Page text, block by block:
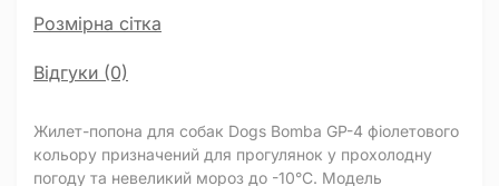
Розмірна сітка
Відгуки (0)
Жилет-попона для собак Dogs Bomba GP-4 фіолетового
кольору призначений для прогулянок у прохолодну
погоду та невеликий мороз до -10°C. Модель